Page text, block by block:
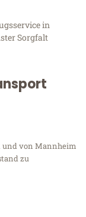
in
Sorgfalt
und von Mannheim
zu